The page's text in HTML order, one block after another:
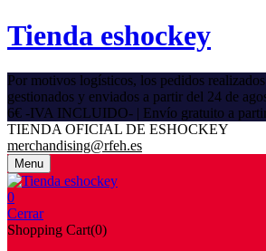
Tienda eshockey
Por motivos logísticos, los pedidos
gestionados y enviados a partir del 24 de
6€ -IVA INCLUIDO- | Envío gratuito a
TIENDA OFICIAL DE ESHOCKEY
merchandising@rfeh.es
Menu
0
Cerrar
Shopping Cart(0)